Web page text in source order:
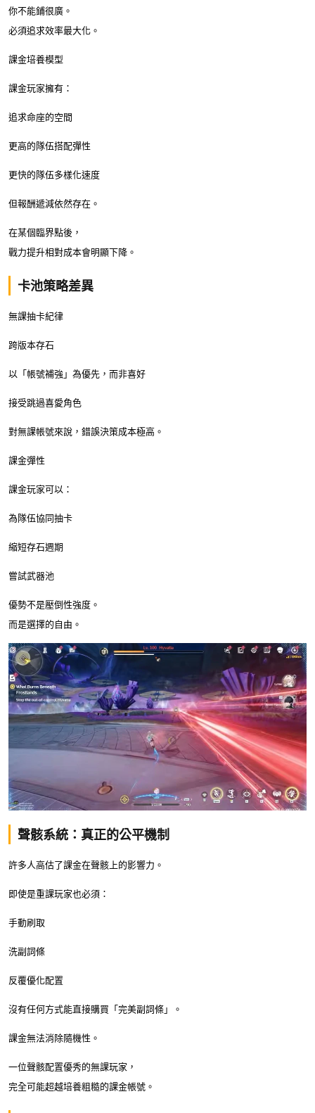
你不能鋪很廣。
必須追求效率最大化。
課金培養模型
課金玩家擁有：
追求命座的空間
更高的隊伍搭配彈性
更快的隊伍多樣化速度
但報酬遞減依然存在。
在某個臨界點後，
戰力提升相對成本會明顯下降。
卡池策略差異
無課抽卡紀律
跨版本存石
以「帳號補強」為優先，而非喜好
接受跳過喜愛角色
對無課帳號來說，錯誤決策成本極高。
課金彈性
課金玩家可以：
為隊伍協同抽卡
縮短存石週期
嘗試武器池
優勢不是壓倒性強度。
而是選擇的自由。
聲骸系統：真正的公平機制
許多人高估了課金在聲骸上的影響力。
即使是重課玩家也必須：
手動刷取
洗副詞條
反覆優化配置
沒有任何方式能直接購買「完美副詞條」。
課金無法消除隨機性。
一位聲骸配置優秀的無課玩家，
完全可能超越培養粗糙的課金帳號。